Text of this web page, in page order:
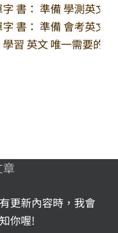
書： 準備 學測英文
書： 準備 會考英文
習 英文 唯一需要的
更新內容時，我會
你喔!